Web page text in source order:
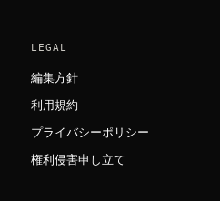
LEGAL
編集方針
利用規約
プライバシーポリシー
権利侵害申し立て